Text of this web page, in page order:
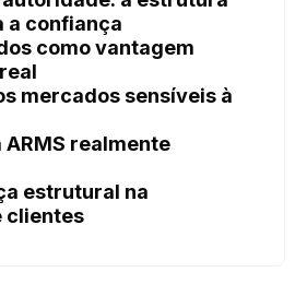
a confiança
como vantagem
mercados sensíveis à
ARMS realmente
estrutural na
clientes